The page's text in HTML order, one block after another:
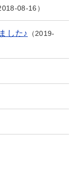
08-16
した♪
2019-